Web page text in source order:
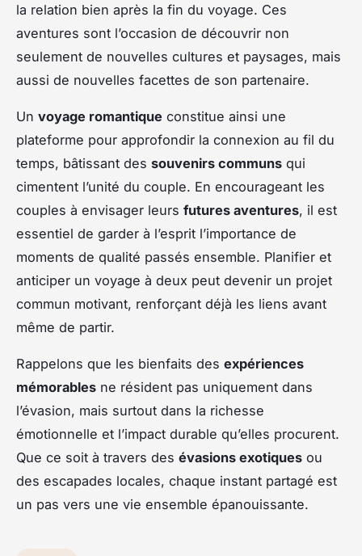
la relation bien après la fin du voyage. Ces
aventures sont l’occasion de découvrir non
seulement de nouvelles cultures et paysages, mais
aussi de nouvelles facettes de son partenaire.
Un voyage romantique constitue ainsi une
plateforme pour approfondir la connexion au fil du
temps, bâtissant des souvenirs communs qui
cimentent l’unité du couple. En encourageant les
couples à envisager leurs futures aventures, il est
essentiel de garder à l’esprit l’importance de
moments de qualité passés ensemble. Planifier et
anticiper un voyage à deux peut devenir un projet
commun motivant, renforçant déjà les liens avant
même de partir.
Rappelons que les bienfaits des expériences
mémorables ne résident pas uniquement dans
l’évasion, mais surtout dans la richesse
émotionnelle et l’impact durable qu’elles procurent.
Que ce soit à travers des évasions exotiques ou
des escapades locales, chaque instant partagé est
un pas vers une vie ensemble épanouissante.